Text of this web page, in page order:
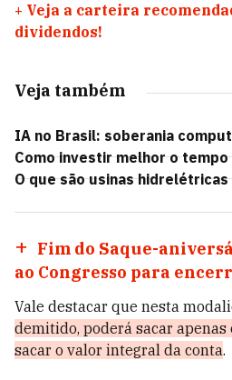
+ Veja a carteira
dividendos!
Veja também
IA no Brasil: soberania
Como investir melhor o
O que são usinas hidrelétricas
Fim do Saque-
ao Congresso para
Vale destacar que nesta
demitido, poderá sacar
sacar o valor integral da conta.